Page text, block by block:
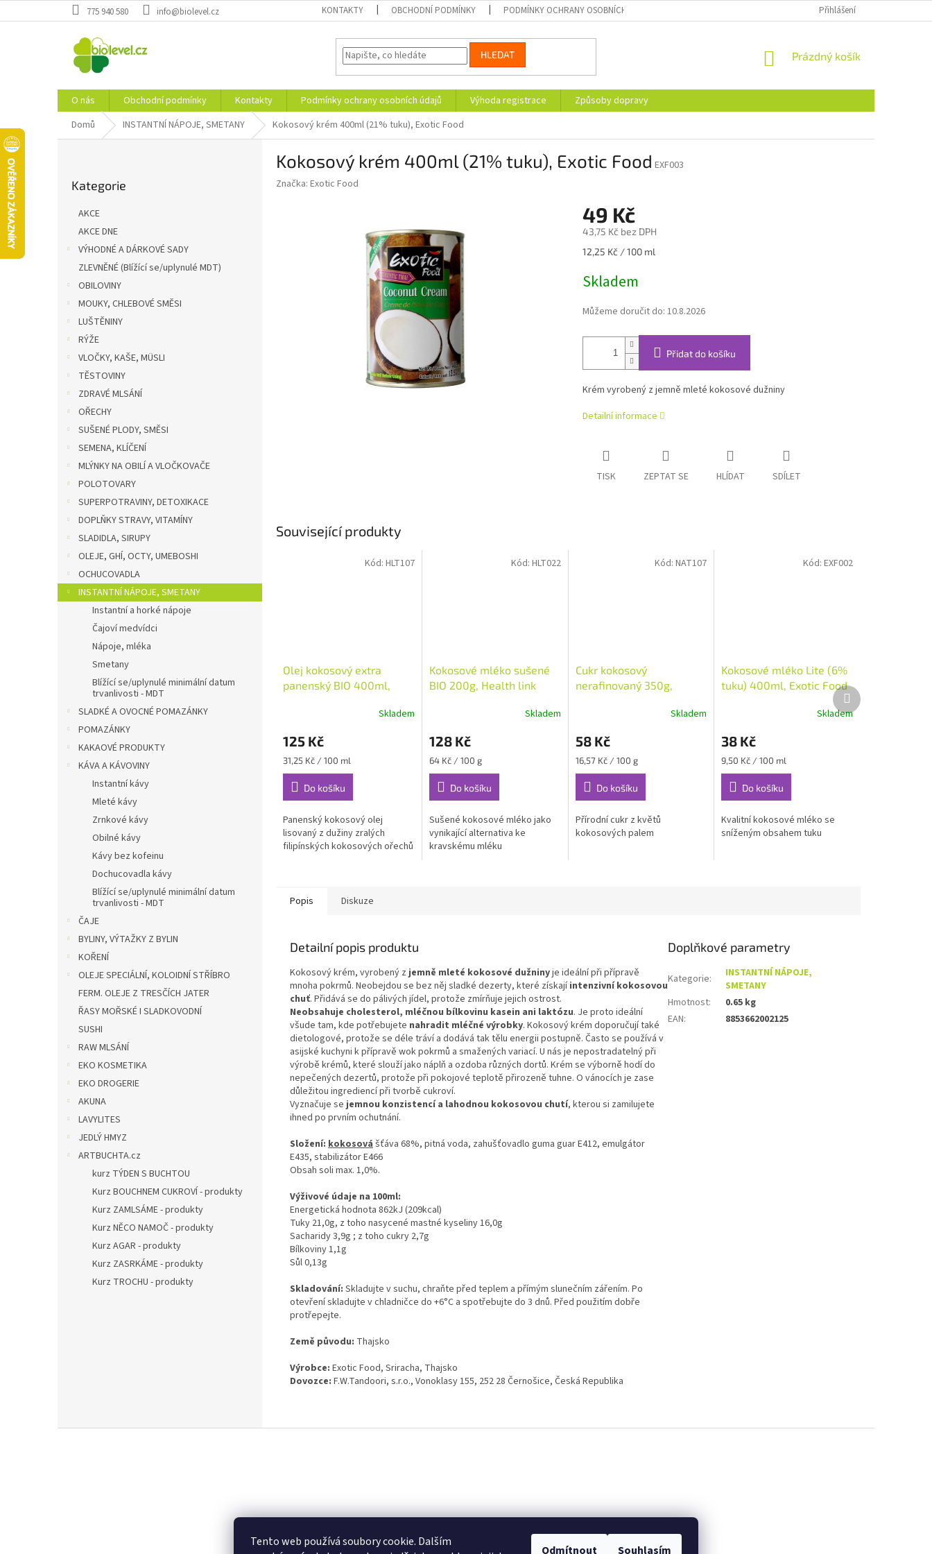
Tento web používá soubory cookie. Dalším
Odmítnout Souhlasím
na
775 940 580 info@biolevel.cz KONTAKTY OBCHODNÍ PODMÍNKY PODMÍNKY OCHRANY OSOBNÍCH ÚDAJŮ Přihlášení
HLEDAT
NÁKUPNÍ
Prázdný košík
O nás Obchodní podmínky Kontakty Podmínky ochrany osobních údajů Výhoda registrace
Způsoby dopravy
Domů
INSTANTNÍ NÁPOJE, SMETANY Kokosový krém 400ml (21% tuku), Exotic Food
kategorie
Kategorie
AKCE
AKCE DNE
VÝHODNÉ A DÁRKOVÉ SADY
ZLEVNĚNÉ (Blížící se/uplynulé MDT)
OBILOVINY
MOUKY, CHLEBOVÉ SMĚSI
LUŠTĚNINY
RÝŽE
VLOČKY, KAŠE, MÜSLI
TĚSTOVINY
ZDRAVÉ MLSÁNÍ
OŘECHY
SUŠENÉ PLODY, SMĚSI
SEMENA, KLÍČENÍ
MLÝNKY NA OBILÍ A VLOČKOVAČE
POLOTOVARY
SUPERPOTRAVINY, DETOXIKACE
DOPLŇKY STRAVY, VITAMÍNY
SLADIDLA, SIRUPY
OLEJE, GHÍ, OCTY, UMEBOSHI
OCHUCOVADLA
INSTANTNÍ NÁPOJE, SMETANY
Instantní a horké nápoje
Čajoví medvídci
Nápoje, mléka
Smetany
Blížící se/uplynulé minimální datum
trvanlivosti - MDT
SLADKÉ A OVOCNÉ POMAZÁNKY
POMAZÁNKY
KAKAOVÉ PRODUKTY
KÁVA A KÁVOVINY
Instantní kávy
Mleté kávy
Zrnkové kávy
Obilné kávy
Kávy bez kofeinu
Dochucovadla kávy
Blížící se/uplynulé minimální datum
trvanlivosti - MDT
ČAJE
BYLINY, VÝTAŽKY Z BYLIN
KOŘENÍ
OLEJE SPECIÁLNÍ, KOLOIDNÍ STŘÍBRO
FERM. OLEJE Z TRESČÍCH JATER
ŘASY MOŘSKÉ I SLADKOVODNÍ
SUSHI
RAW MLSÁNÍ
EKO KOSMETIKA
EKO DROGERIE
AKUNA
LAVYLITES
JEDLÝ HMYZ
ARTBUCHTA.cz
kurz TÝDEN S BUCHTOU
Kurz BOUCHNEM CUKROVÍ - produkty
Kurz ZAMLSÁME - produkty
Kurz NĚCO NAMOČ - produkty
Kurz AGAR - produkty
Kurz ZASRKÁME - produkty
Kurz TROCHU - produkty
Kokosový krém 400ml (21% tuku), Exotic Food EXF003
Značka: Exotic Food
49 Kč
43,75 Kč bez DPH
Měrná
12,25 Kč / 100 ml
Skladem
Můžeme doručit do: 10.8.2026
Přidat do košíku
Krém vyrobený z jemně mleté kokosové dužniny
Detailní informace
TISK ZEPTAT SE HLÍDAT SDÍLET
Související produkty
Olej kokosový extra
panenský BIO 400ml,
Skladem
125 Kč
Měrná
cena:
31,25 Kč / 100 ml
Do košíku
Panenský kokosový olej
lisovaný z dužiny zralých
filipínských kokosových ořechů
Kód: HLT107
Kokosové mléko sušené
BIO 200g, Health link
Skladem
128 Kč
Měrná
cena:
64 Kč / 100 g
Do košíku
Sušené kokosové mléko jako
vynikající alternativa ke
kravskému mléku
Kód: HLT022
Cukr kokosový
nerafinovaný 350g,
Skladem
58 Kč
Měrná
cena:
16,57 Kč / 100 g
Do košíku
Přírodní cukr z květů
kokosových palem
Kód:NAT107
Kokosové mléko Lite (6%
tuku) 400ml, Exotic Food
Skladem
38 Kč
Měrná
cena:
9,50 Kč / 100 ml
Do košíku
Kvalitní kokosové mléko se
sníženým obsahem tuku
Kód: EXF002
Další
produkt
Popis Diskuze
Detailní popis produktu
Kokosový krém, vyrobený zjemně mleté kokosové dužninyje ideální při přípravě
mnoha pokrmů. Neobejdou se bez něj sladké dezerty, které získajíintenzivní kokosovou
chuť. Přidává se do pálivých jídel, protože zmírňuje jejich ostrost.
Neobsahuje cholesterol, mléčnou bílkovinu kasein ani laktózu. Je proto ideální
všude tam, kde potřebujete nahradit mléčné výrobky. Kokosový krém doporučují také
dietologové, protože se déle tráví a dodává tak tělu energii postupně. Často se používá v
asijské kuchyni k přípravě wok pokrmů a smažených variací. U nás je nepostradatelný při
výrobě krémů, které slouží jako náplň a ozdoba různých dortů. Krém se výborně hodí do
nepečených dezertů, protože při pokojové teplotě přirozeně tuhne. O vánocích je zase
důležitou ingrediencí při tvorbě cukroví.
Vyznačuje sejemnou konzistencí a lahodnou kokosovou chutí, kterou si zamilujete
ihned po prvním ochutnání.
Složení: kokosovášťáva 68%, pitná voda, zahušťovadlo guma guar E412, emulgátor
E435, stabilizátor E466
Obsah soli max. 1,0%.
Výživové údaje na 100ml:
Energetická hodnota 862kJ (209kcal)
Tuky 21,0g, z toho nasycené mastné kyseliny 16,0g
Sacharidy 3,9g ; z toho cukry 2,7g
Bílkoviny 1,1g
Sůl 0,13g
Skladování: Skladujte v suchu, chraňte před teplem a přímým slunečním zářením. Po
otevření skladujte v chladničce do +6°C a spotřebujte do 3 dnů. Před použitím dobře
protřepejte.
Země původu: Thajsko
Výrobce: Exotic Food, Sriracha, Thajsko
Dovozce: F.W.Tandoori, s.r.o., Vonoklasy 155, 252 28 Černošice, Česká Republika
Doplňkové parametry
Kategorie:
INSTANTNÍ NÁPOJE,
SMETANY
Hmotnost:
0.65 kg
EAN: 8853662002125